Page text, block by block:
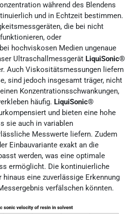
während des Blendens
und in Echtzeit bestimmen.
die bei nicht
oder
hochviskosen Medien ungenaue
Ultraschallmessgerät LiquiSonic®
Auch Viskositätsmessungen liefern
sind jedoch insgesamt träger, nicht
Konzentrationsschwankungen,
häufig. LiquiSonic®
und bieten eine hohe
sie auch in variablen
Messwerte liefern. Zudem
Einbauvariante exakt an die
werden, was eine optimale
ermöglicht. Die kontinuierliche
hinaus eine zuverlässige Erkennung
verfälschen könnten.